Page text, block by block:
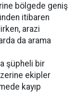
bölgede geniş
itibaren
arazi
da arama
şüpheli bir
ekipler
kayıp